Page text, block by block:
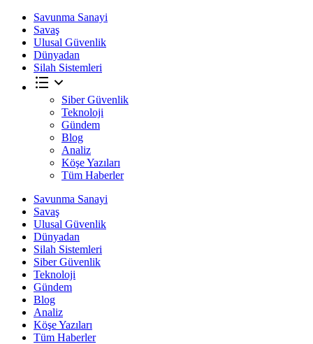
Savunma Sanayi
Savaş
Ulusal Güvenlik
Dünyadan
Silah Sistemleri
Siber Güvenlik
Teknoloji
Gündem
Blog
Analiz
Köşe Yazıları
Tüm Haberler
Savunma Sanayi
Savaş
Ulusal Güvenlik
Dünyadan
Silah Sistemleri
Siber Güvenlik
Teknoloji
Gündem
Blog
Analiz
Köşe Yazıları
Tüm Haberler